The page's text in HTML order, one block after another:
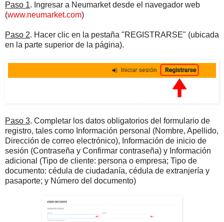
Paso 1. Ingresar a Neumarket desde el navegador web
(www.neumarket.com)
Paso 2. Hacer clic en la pestaña "REGISTRARSE" (ubicada
en la parte superior de la página).
Paso 3. Completar los datos obligatorios del formulario de
registro, tales como Información personal (Nombre, Apellido,
Dirección de correo electrónico), Información de inicio de
sesión (Contraseña y Confirmar contraseña) y Información
adicional (Tipo de cliente: persona o empresa; Tipo de
documento: cédula de ciudadanía, cédula de extranjería y
pasaporte; y Número del documento)